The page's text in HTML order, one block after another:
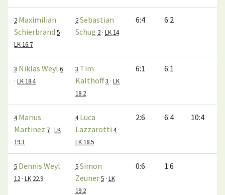
2 Maximilian
Schierbrand 5 ·
LK 16.7
2Sebastian
Schug 2 · LK 14
6:4 6:2
3 Niklas Weyl 6
· LK 18.4
3 Tim
Kalthoff3 · LK
18.2
6:1 6:1
4 Marius
Martinez 7 · LK
19.3
4 Luca
Lazzarotti 4 ·
LK 18.5
2:6 6:4 10:4
5 Dennis Weyl
12 · LK 22.9
5Simon
Zeuner5 · LK
19.2
0:6 1:6